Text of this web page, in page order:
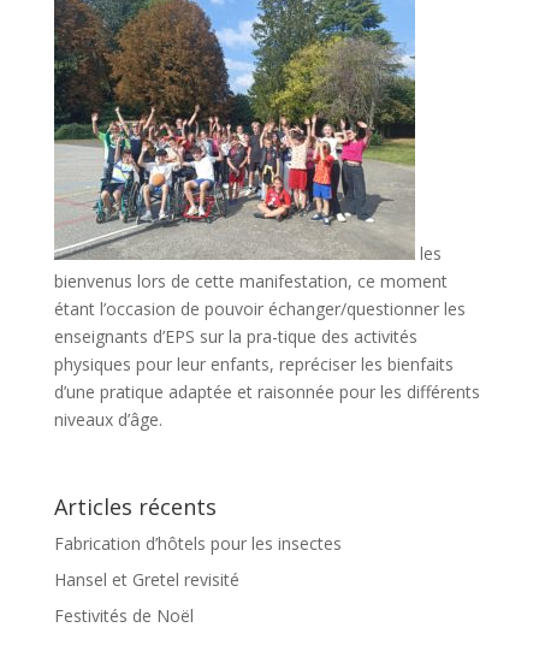
les
bienvenus lors de cette manifestation, ce moment
étant l’occasion de pouvoir échanger/questionner les
enseignants d’EPS sur la pra-tique des activités
physiques pour leur enfants, repréciser les bienfaits
d’une pratique adaptée et raisonnée pour les différents
niveaux d’âge.
Articles récents
Fabrication d’hôtels pour les insectes
Hansel et Gretel revisité
Festivités de Noël